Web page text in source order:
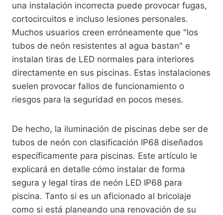
una instalación incorrecta puede provocar fugas,
cortocircuitos e incluso lesiones personales.
Muchos usuarios creen erróneamente que "los
tubos de neón resistentes al agua bastan" e
instalan tiras de LED normales para interiores
directamente en sus piscinas. Estas instalaciones
suelen provocar fallos de funcionamiento o
riesgos para la seguridad en pocos meses.
De hecho, la iluminación de piscinas debe ser de
tubos de neón con clasificación IP68 diseñados
específicamente para piscinas. Este artículo le
explicará en detalle cómo instalar de forma
segura y legal tiras de neón LED IP68 para
piscina. Tanto si es un aficionado al bricolaje
como si está planeando una renovación de su